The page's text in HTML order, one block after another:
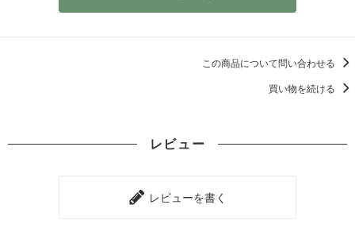
この商品について問い合わせる
買い物を続ける
レビュー
レビューを書く